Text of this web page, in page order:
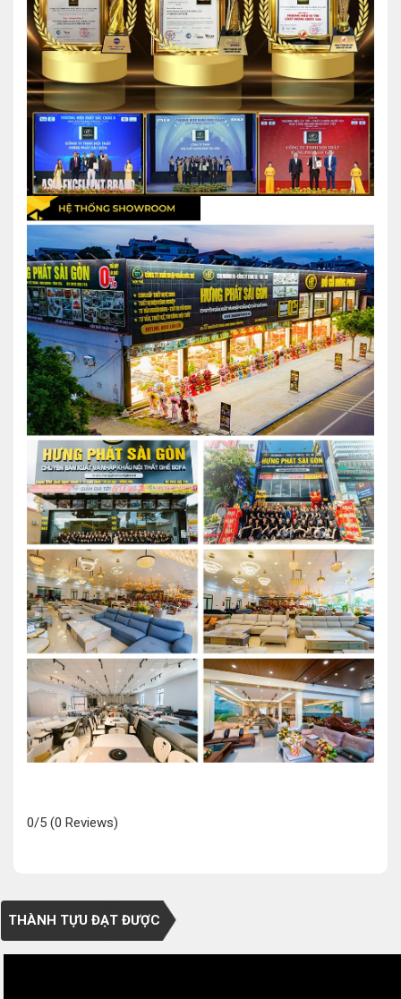
0/5 (0 Reviews)
THÀNH TỰU ĐẠT ĐƯỢC